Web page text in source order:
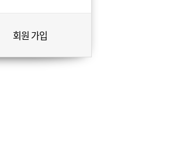
회원 가입